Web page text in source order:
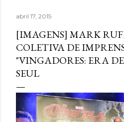
abril 17, 2015
[IMAGENS] MARK
COLETIVA DE
"VINGADORES: ERA
SEUL